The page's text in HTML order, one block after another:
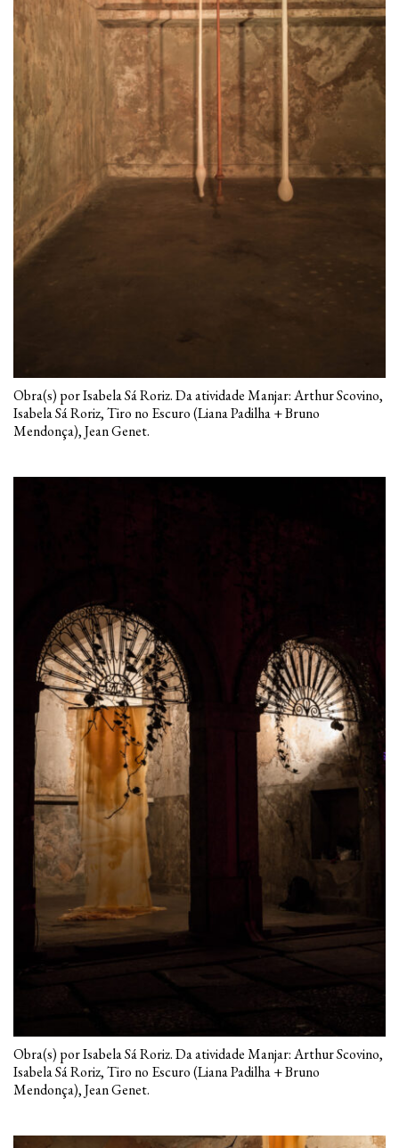
Obra(s) por Isabela Sá Roriz. Da atividade Manjar: Arthur Scovino,
Isabela Sá Roriz, Tiro no Escuro (Liana Padilha + Bruno
Mendonça), Jean Genet.
Obra(s) por Isabela Sá Roriz. Da atividade Manjar: Arthur Scovino,
Isabela Sá Roriz, Tiro no Escuro (Liana Padilha + Bruno
Mendonça), Jean Genet.